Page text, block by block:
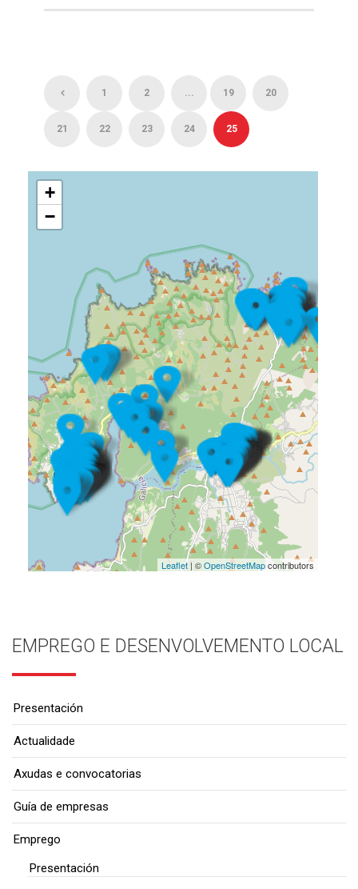
1 2 ... 19 20
21 22 23 24 25
+
−
Leaflet| ©OpenStreetMapcontributors
EMPREGO E DESENVOLVEMENTO LOCAL
Presentación
Actualidade
Axudas e convocatorias
Guía de empresas
Emprego
Presentación